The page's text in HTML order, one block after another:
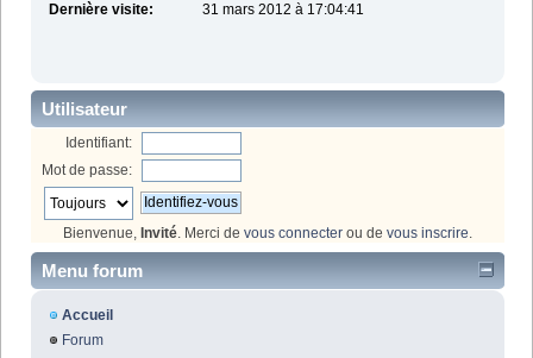
Dernière visite:
31 mars 2012 à 17:04:41
Utilisateur
Identifiant:
Mot de passe:
Bienvenue, Invité . Merci de vous connecter ou de vous inscrire
Menu forum
Accueil
Forum